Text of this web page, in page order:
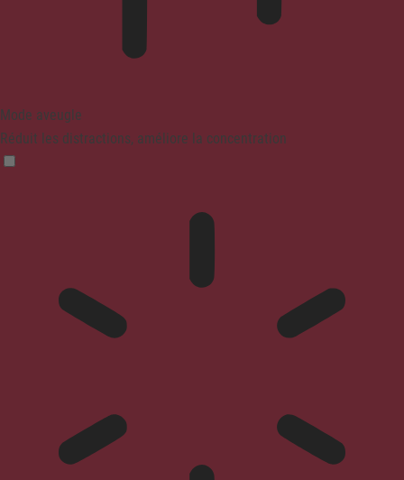
Mode aveugle
Réduit les distractions, améliore la concentration